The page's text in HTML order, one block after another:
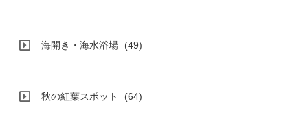
海開き・海水浴場 (49)
秋の紅葉スポット (64)